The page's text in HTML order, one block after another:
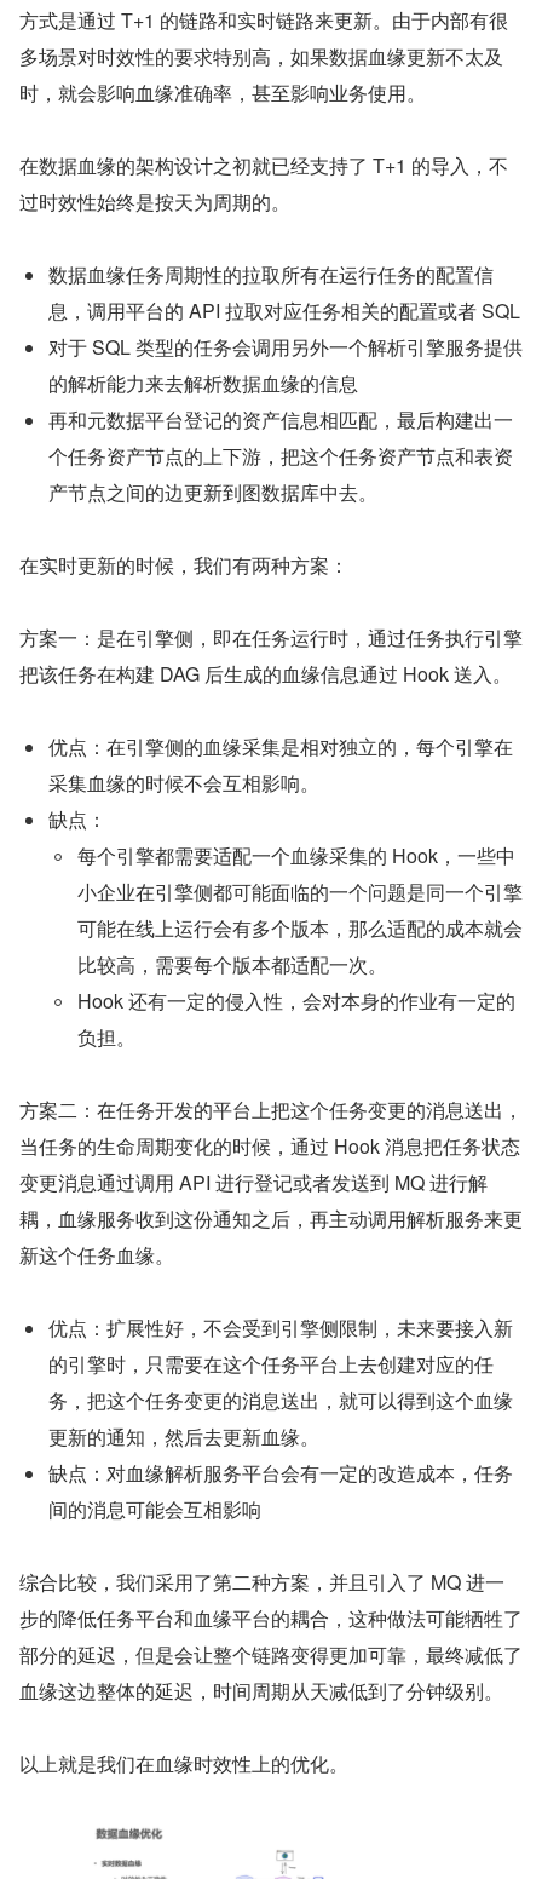
方式是通过 T+1 的链路和实时链路来更新。由于内部有很
多场景对时效性的要求特别高，如果数据血缘更新不太及
时，就会影响血缘准确率，甚至影响业务使用。
在数据血缘的架构设计之初就已经支持了 T+1 的导入，不
过时效性始终是按天为周期的。
数据血缘任务周期性的拉取所有在运行任务的配置信
息，调用平台的 API 拉取对应任务相关的配置或者 SQL
对于 SQL 类型的任务会调用另外一个解析引擎服务提供
的解析能力来去解析数据血缘的信息
再和元数据平台登记的资产信息相匹配，最后构建出一
个任务资产节点的上下游，把这个任务资产节点和表资
产节点之间的边更新到图数据库中去。
在实时更新的时候，我们有两种方案：
方案一：是在引擎侧，即在任务运行时，通过任务执行引擎
把该任务在构建 DAG 后生成的血缘信息通过 Hook 送入。
优点：在引擎侧的血缘采集是相对独立的，每个引擎在
采集血缘的时候不会互相影响。
缺点：
每个引擎都需要适配一个血缘采集的 Hook，一些中
小企业在引擎侧都可能面临的一个问题是同一个引擎
可能在线上运行会有多个版本，那么适配的成本就会
比较高，需要每个版本都适配一次。
Hook 还有一定的侵入性，会对本身的作业有一定的
负担。
方案二：在任务开发的平台上把这个任务变更的消息送出，
当任务的生命周期变化的时候，通过 Hook 消息把任务状态
变更消息通过调用 API 进行登记或者发送到 MQ 进行解
耦，血缘服务收到这份通知之后，再主动调用解析服务来更
新这个任务血缘。
优点：扩展性好，不会受到引擎侧限制，未来要接入新
的引擎时，只需要在这个任务平台上去创建对应的任
务，把这个任务变更的消息送出，就可以得到这个血缘
更新的通知，然后去更新血缘。
缺点：对血缘解析服务平台会有一定的改造成本，任务
间的消息可能会互相影响
综合比较，我们采用了第二种方案，并且引入了 MQ 进一
步的降低任务平台和血缘平台的耦合，这种做法可能牺牲了
部分的延迟，但是会让整个链路变得更加可靠，最终减低了
血缘这边整体的延迟，时间周期从天减低到了分钟级别。
以上就是我们在血缘时效性上的优化。